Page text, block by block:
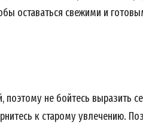
оставаться свежими и
поэтому не бойтесь выразить
к старому увлечению.